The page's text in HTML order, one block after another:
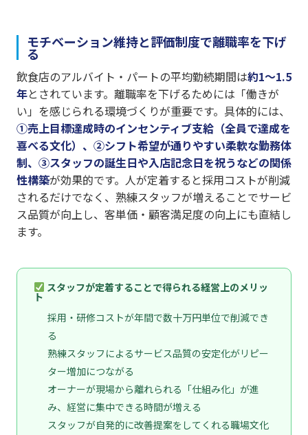
モチベーション維持と評価制度で離職率を下げ
る
飲食店のアルバイト・パートの平均勤続期間は約1〜1.5
年とされています。離職率を下げるためには「働きが
い」を感じられる環境づくりが重要です。具体的には、
①売上目標達成時のインセンティブ支給（全員で達成を
喜べる文化）、②シフト希望が通りやすい柔軟な勤務体
制、③スタッフの誕生日や入店記念日を祝うなどの関係
性構築が効果的です。人が定着すると採用コストが削減
されるだけでなく、熟練スタッフが増えることでサービ
ス品質が向上し、客単価・顧客満足度の向上にも直結し
ます。
スタッフが定着することで得られる経営上のメリッ
ト
採用・研修コストが年間で数十万円単位で削減でき
る
熟練スタッフによるサービス品質の安定化がリピー
ター増加につながる
オーナーが現場から離れられる「仕組み化」が進
み、経営に集中できる時間が増える
スタッフが自発的に改善提案をしてくれる職場文化